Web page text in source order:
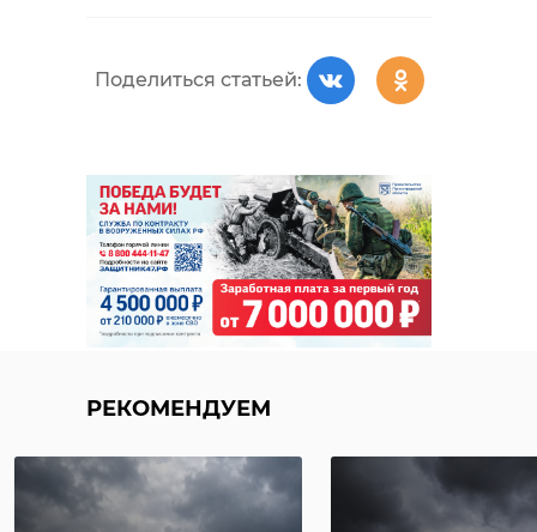
Поделиться статьей:
РЕКОМЕНДУЕМ